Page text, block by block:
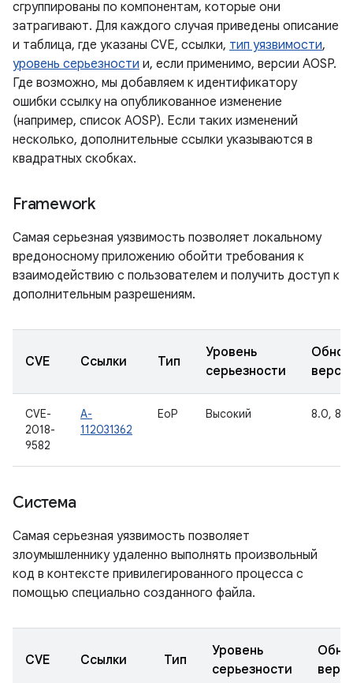
сгруппированы по компонентам, которые они
затрагивают. Для каждого случая приведены описание
и таблица, где указаны CVE, ссылки, тип уязвимости,
уровень серьезности и, если применимо, версии AOSP.
Где возможно, мы добавляем к идентификатору
ошибки ссылку на опубликованное изменение
(например, список AOSP). Если таких изменений
несколько, дополнительные ссылки указываются в
квадратных скобках.
Framework
Самая серьезная уязвимость позволяет локальному
вредоносному приложению обойти требования к
взаимодействию с пользователем и получить доступ к
дополнительным разрешениям.
CVE Ссылки Тип
Уровень
серьезности
CVE-
2018-
9582
A-
112031362
EoP Высокий 8.0,
Система
Самая серьезная уязвимость позволяет
злоумышленнику удаленно выполнять произвольный
код в контексте привилегированного процесса с
помощью специально созданного файла.
CVE Ссылки Тип
Уровень
серьезности